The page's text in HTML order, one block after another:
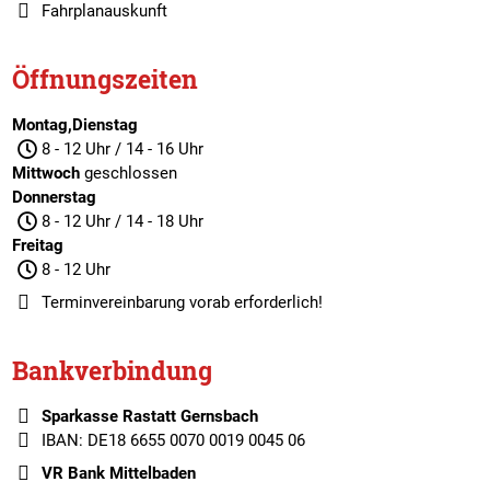
Fahrplanauskunft
Öffnungszeiten
Montag,Dienstag
8 - 12 Uhr / 14 - 16 Uhr
Mittwochgeschlossen
Donnerstag
8 - 12 Uhr / 14 - 18 Uhr
Freitag
8 - 12 Uhr
Terminvereinbarungvorab erforderlich!
Bankverbindung
Sparkasse Rastatt Gernsbach
IBAN: DE18 6655 0070 0019 0045 06
VR Bank Mittelbaden